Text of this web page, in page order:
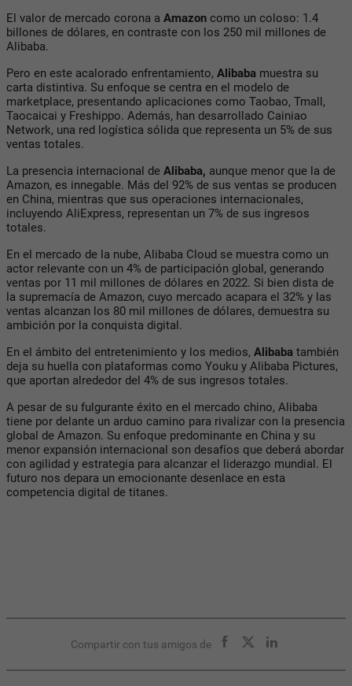
El valor de mercado corona a Amazon como un coloso: 1.4
billones de dólares, en contraste con los 250 mil millones de
Alibaba.
Pero en este acalorado enfrentamiento, Alibaba muestra su
carta distintiva. Su enfoque se centra en el modelo de
marketplace, presentando aplicaciones como Taobao, Tmall,
Taocaicai y Freshippo. Además, han desarrollado Cainiao
Network, una red logística sólida que representa un 5% de sus
ventas totales.
La presencia internacional de Alibaba, aunque menor que la de
Amazon, es innegable. Más del 92% de sus ventas se producen
en China, mientras que sus operaciones internacionales,
incluyendo AliExpress, representan un 7% de sus ingresos
totales.
En el mercado de la nube, Alibaba Cloud se muestra como un
actor relevante con un 4% de participación global, generando
ventas por 11 mil millones de dólares en 2022. Si bien dista de
la supremacía de Amazon, cuyo mercado acapara el 32% y las
ventas alcanzan los 80 mil millones de dólares, demuestra su
ambición por la conquista digital.
En el ámbito del entretenimiento y los medios, Alibaba también
deja su huella con plataformas como Youku y Alibaba Pictures,
que aportan alrededor del 4% de sus ingresos totales.
A pesar de su fulgurante éxito en el mercado chino, Alibaba
tiene por delante un arduo camino para rivalizar con la presencia
global de Amazon. Su enfoque predominante en China y su
menor expansión internacional son desafíos que deberá abordar
con agilidad y estrategia para alcanzar el liderazgo mundial. El
futuro nos depara un emocionante desenlace en esta
competencia digital de titanes.
Compartir con tus amigos de